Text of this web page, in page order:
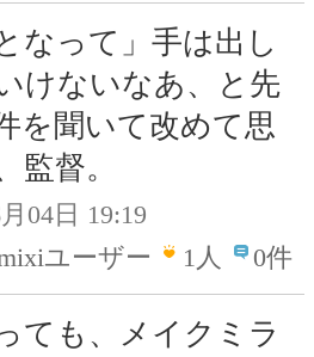
なって」手は出し
けないなあ、と先
を聞いて改めて思
監督。
04日 19:19
ユーザー
1人 0件
ても、メイクミラ